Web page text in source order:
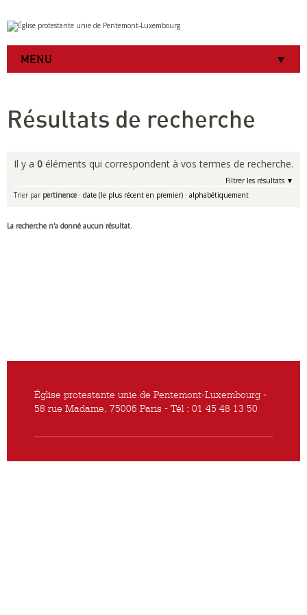
Aller
au
contenu.
à
Outils
personnels
MENU
Résultats de recherche
Il y a 0 éléments qui correspondent à vos termes de recherche.
Filtrer les résultats
Trier par pertinence · date (le plus récent en premier) · alphabétiquement
La recherche n'a donné aucun résultat.
Église protestante unie de Pentemont-Luxembourg -
58 rue Madame, 75006 Paris - Tél : 01 45 48 13 50